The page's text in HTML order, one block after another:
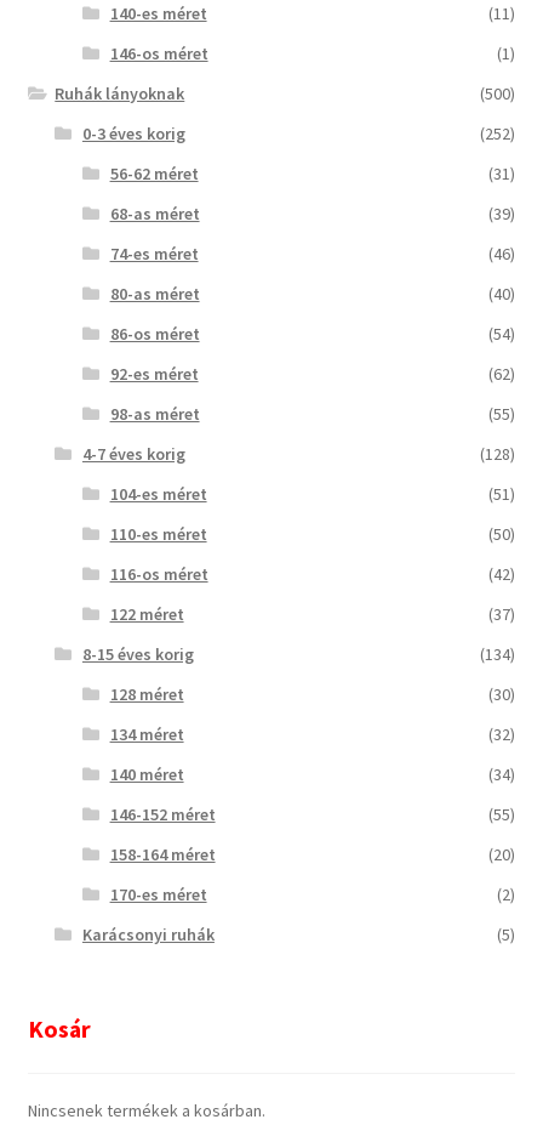
140-es méret
(11)
146-os méret
(1)
Ruhák lányoknak
(500)
0-3 éves korig
(252)
56-62 méret
(31)
68-as méret
(39)
74-es méret
(46)
80-as méret
(40)
86-os méret
(54)
92-es méret
(62)
98-as méret
(55)
4-7 éves korig
(128)
104-es méret
(51)
110-es méret
(50)
116-os méret
(42)
122 méret
(37)
8-15 éves korig
(134)
128 méret
(30)
134 méret
(32)
140 méret
(34)
146-152 méret
(55)
158-164 méret
(20)
170-es méret
(2)
Karácsonyi ruhák
(5)
Kosár
Nincsenek termékek a kosárban.